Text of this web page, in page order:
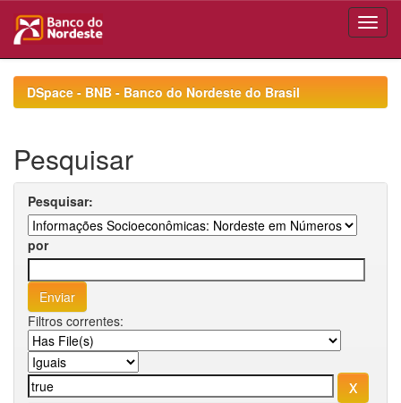
navigationDSpace - BNB - Banco do Nordeste do Brasil
Pesquisar
Pesquisar:
por
Filtros correntes: